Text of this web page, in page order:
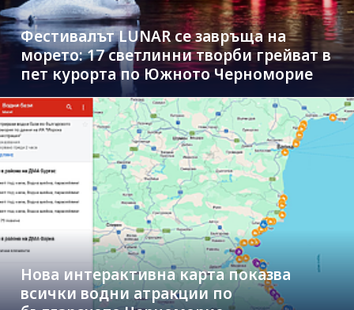
Фестивалът LUNAR се завръща на
морето: 17 светлинни творби грейват в
пет курорта по Южното Черноморие
Нова интерактивна карта показва
всички водни атракции по